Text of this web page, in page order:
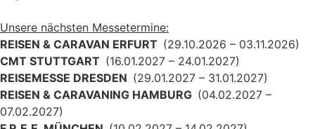
Unsere nächsten Messetermine:
REISEN & CARAVAN ERFURT (29.10.2026 – 03.11.2026)
CMT STUTTGART (16.01.2027 – 24.01.2027)
REISEMESSE DRESDEN (29.01.2027 – 31.01.2027)
REISEN & CARAVANING HAMBURG (04.02.2027 –
07.02.2027)